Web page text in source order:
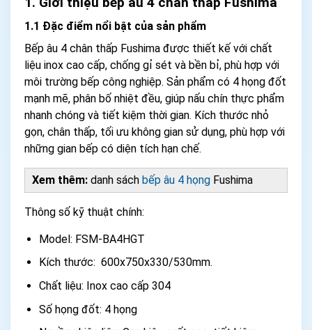
1.1 Đặc điểm nổi bật của sản phẩm
Bếp âu 4 chân thấp Fushima được thiết kế với chất
liệu inox cao cấp, chống gỉ sét và bền bỉ, phù hợp với
môi trường bếp công nghiệp. Sản phẩm có 4 họng đốt
mạnh mẽ, phân bố nhiệt đều, giúp nấu chín thực phẩm
nhanh chóng và tiết kiệm thời gian. Kích thước nhỏ
gọn, chân thấp, tối ưu không gian sử dụng, phù hợp với
những gian bếp có diện tích hạn chế.
Xem thêm: danh sách bếp âu 4 họng Fushima
Thông số kỹ thuật chính:
Model: FSM-BA4HGT
Kích thước: 600x750x330/530mm.
Chất liệu: Inox cao cấp 304
Số họng đốt: 4 họng